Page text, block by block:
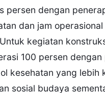
persen dengan
dan jam
kegiatan
100 persen dengan
kesehatan yang lebih
sosial budaya